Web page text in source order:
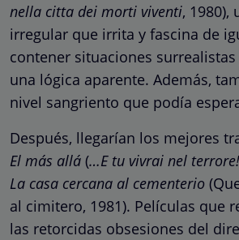
nella citta dei morti viventi,
irregular que irrita y fascina de
contener situaciones
una lógica aparente. Además,
nivel sangriento que podía
Después, llegarían los mejores
El más allá (…E tu vivrai nel terrore!
La casa cercana al cementerio
al cimitero, 1981). Películas que
las retorcidas obsesiones del